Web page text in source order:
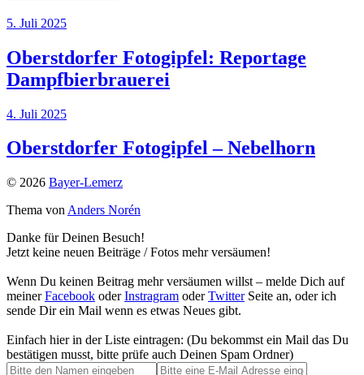
5. Juli 2025
Oberstdorfer Fotogipfel: Reportage
Dampfbierbrauerei
4. Juli 2025
Oberstdorfer Fotogipfel – Nebelhorn
© 2026 Bayer-Lemerz
Thema von Anders Norén
Danke für Deinen Besuch!
Jetzt keine neuen Beiträge / Fotos mehr versäumen!
Wenn Du keinen Beitrag mehr versäumen willst – melde Dich auf
meinerFacebook oderInstragram oderTwitterSeite an, oder ich
sende Dir ein Mail wenn es etwas Neues gibt.
Einfach hier in der Liste eintragen: (Du bekommst ein Mail das Du
bestätigen musst, bitte prüfe auch Deinen Spam Ordner)